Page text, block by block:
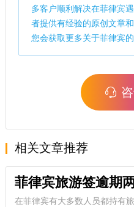
多客户顺利解决在菲律宾
者提供有经验的原创文章
您会获取更多关于菲律宾的
相关文章推荐
在菲律宾有大多数人员都持有